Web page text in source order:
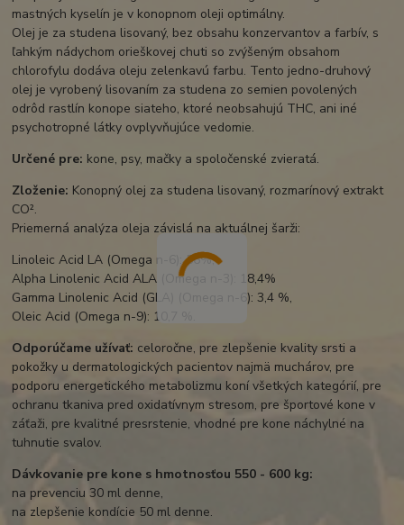
mastných kyselín je v konopnom oleji optimálny.
Olej je za studena lisovaný, bez obsahu konzervantov a farbív, s
ľahkým nádychom orieškovej chuti so zvýšeným obsahom
chlorofylu dodáva oleju zelenkavú farbu. Tento jedno-druhový
olej je vyrobený lisovaním za studena zo semien povolených
odrôd rastlín konope siateho, ktoré neobsahujú THC, ani iné
psychotropné látky ovplyvňujúce vedomie.
Určené pre: kone, psy, mačky a spoločenské zvieratá.
Zloženie: Konopný olej za studena lisovaný, rozmarínový extrakt
CO².
Priemerná analýza oleja závislá na aktuálnej šarži:
Linoleic Acid LA (Omega n-6): 56%,
Alpha Linolenic Acid ALA (Omega n-3): 18,4%
Gamma Linolenic Acid (GLA) (Omega n-6): 3,4 %,
Oleic Acid (Omega n-9): 10,7 %.
Odporúčame užívať: celoročne, pre zlepšenie kvality srsti a
pokožky u dermatologických pacientov najmä muchárov, pre
podporu energetického metabolizmu koní všetkých kategórií, pre
ochranu tkaniva pred oxidatívnym stresom, pre športové kone v
záťaži, pre kvalitné presrstenie, vhodné pre kone náchylné na
tuhnutie svalov.
Dávkovanie pre kone s hmotnosťou 550 - 600 kg:
na prevenciu 30 ml denne,
na zlepšenie kondície 50 ml denne.